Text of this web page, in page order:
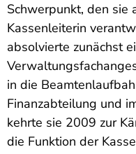
Schwerpunkt, den
Kassenleiterin
absolvierte zunächst
in die
Finanzabteilung und
kehrte sie 2009 zur
die Funktion der